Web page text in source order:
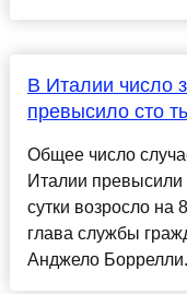
В Италии число
превысило сто
Общее число
Италии превысили
сутки возросло на
глава службы
Анджело